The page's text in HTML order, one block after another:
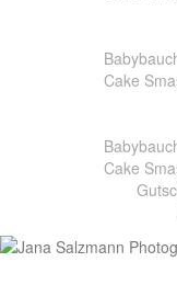
Cake
Cake